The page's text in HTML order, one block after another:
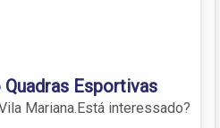
Esportivas
Mariana.Está interessado?